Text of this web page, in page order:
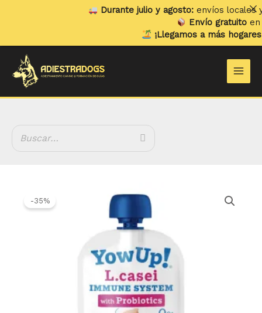
-35%
precio
actual
1.63 €.
Casei
Durante julio y agosto:envíos locales y
Envío gratuitoen
¡Llegamos a más hogares!